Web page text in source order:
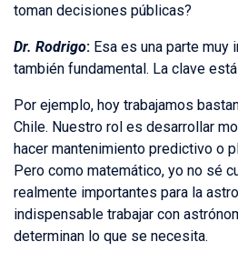
toman decisiones públicas?
Dr. Rodrigo: Esa es una parte muy
también fundamental. La clave
Por ejemplo, hoy trabajamos
Chile. Nuestro rol es desarrollar
hacer mantenimiento predictivo o
Pero como matemático, yo no sé
realmente importantes para la
indispensable trabajar con
determinan lo que se necesita.